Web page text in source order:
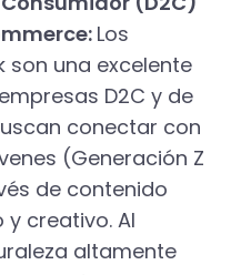
Los
son una excelente
D2C y de
conectar con
(Generación Z
de contenido
creativo. Al
altamente